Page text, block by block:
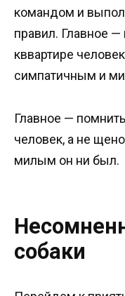
командом и
правил. Главное —
кввартире
симпатичным и
Главное —
человек, а не
милым он ни был.
собаки